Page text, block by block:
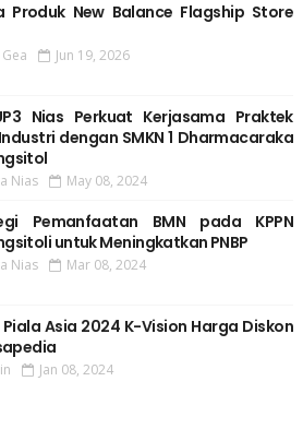
Produk New Balance Flagship Store
Jun 19, 2026
Nias Perkuat Kerjasama Praktek
dengan SMKN 1 Dharmacaraka
Nias May 08, 2024
Pemanfaatan BMN pada KPPN
untuk Meningkatkan PNBP
Nias Mar 08, 2024
Asia 2024 K-Vision Harga Diskon
Jan 08, 2024